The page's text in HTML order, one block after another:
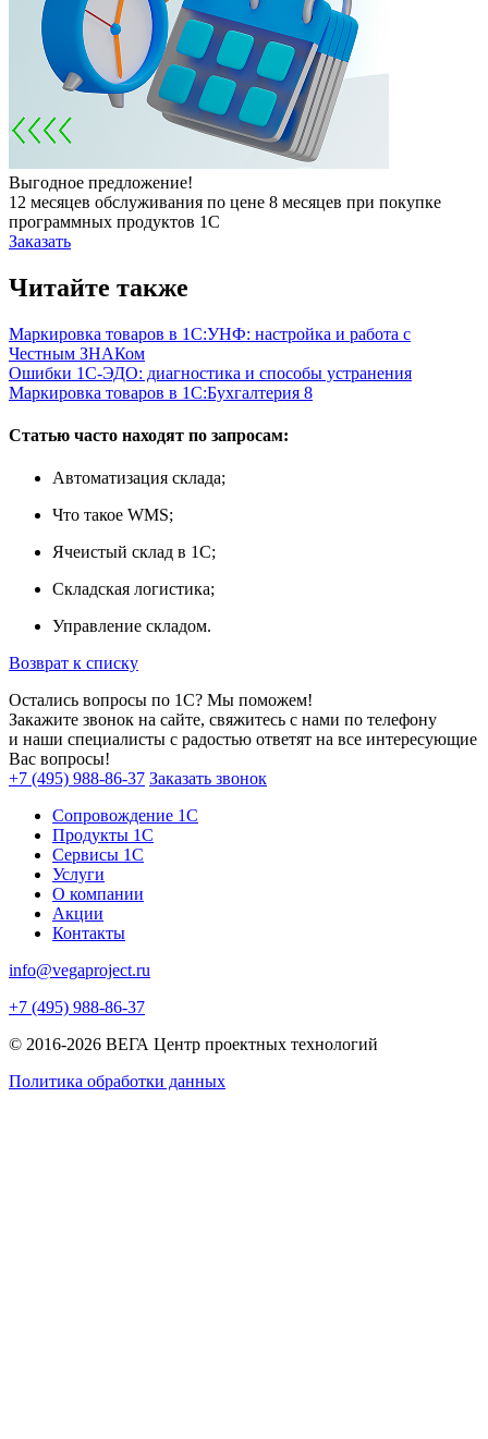
Выгодное предложение!
12 месяцев обслуживания по цене 8 месяцев при покупке
программных продуктов 1С
Заказать
Читайте также
Маркировка товаров в 1С:УНФ: настройка и работа с
Честным ЗНАКом
Ошибки 1С-ЭДО: диагностика и способы устранения
Маркировка товаров в 1С:Бухгалтерия 8
Статью часто находят по запросам:
Автоматизация склада;
Что такое WMS;
Ячеистый склад в 1С;
Складская логистика;
Управление складом.
Возврат к списку
Остались вопросы по 1С? Мы поможем!
Закажите звонок на сайте, свяжитесь с нами по телефону
и наши специалисты с радостью ответят на все интересующие
Вас вопросы!
+7 (495) 988-86-37 Заказать звонок
Сопровождение 1С
Продукты 1С
Сервисы 1С
Услуги
О компании
Акции
Контакты
info@vegaproject.ru
+7 (495) 988-86-37
© 2016-2026 ВЕГА Центр проектных технологий
Политика обработки данных